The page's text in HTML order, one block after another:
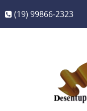
(19) 99866-2323